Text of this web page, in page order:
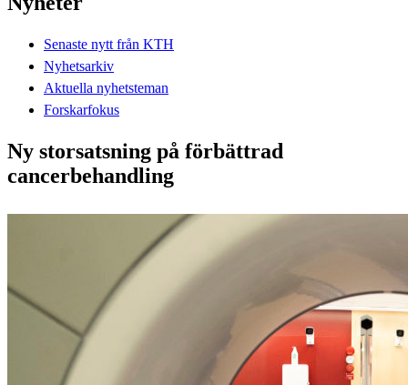
Senaste nytt från KTH
Nyhetsarkiv
Aktuella nyhetsteman
Forskarfokus
Ny storsatsning på förbättrad
cancerbehandling